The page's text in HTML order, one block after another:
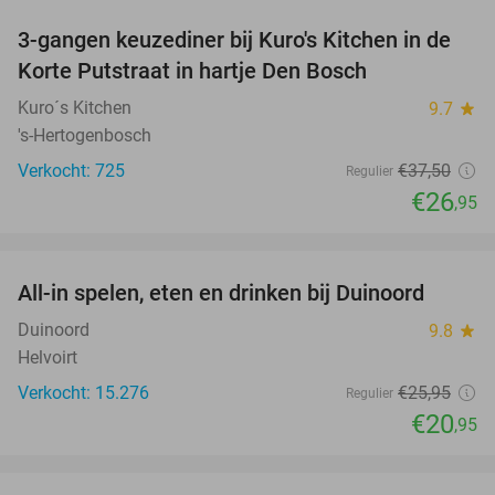
28%
3-gangen keuzediner bij Kuro's Kitchen in de
Korte Putstraat in hartje Den Bosch
Kuro´s Kitchen 9.7 star
's-Hertogenbosch
Verkocht: 725
Regulier €37,50
€26,95
All-in spelen, eten en drinken bij Duinoord
Duinoord 9.8 star
Helvoirt
Verkocht: 15.276
Regulier €25,95
€20,95